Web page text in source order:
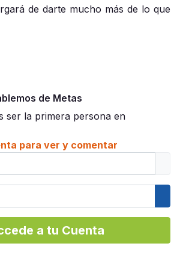
de darte mucho más de lo que
de Metas
ser la primera persona en
para ver y comentar
a tu Cuenta